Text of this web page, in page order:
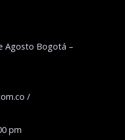
Agosto Bogotá –
/
pm